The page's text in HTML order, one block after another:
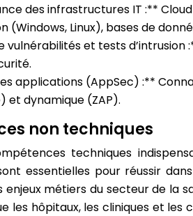
des infrastructures IT :**
(Windows, Linux), bases de
vulnérabilités et tests d’intrusion
applications (AppSec) :**
et dynamique (ZAP).
non techniques
techniques
essentielles pour réussir
enjeux métiers du secteur de la
les hôpitaux, les cliniques et